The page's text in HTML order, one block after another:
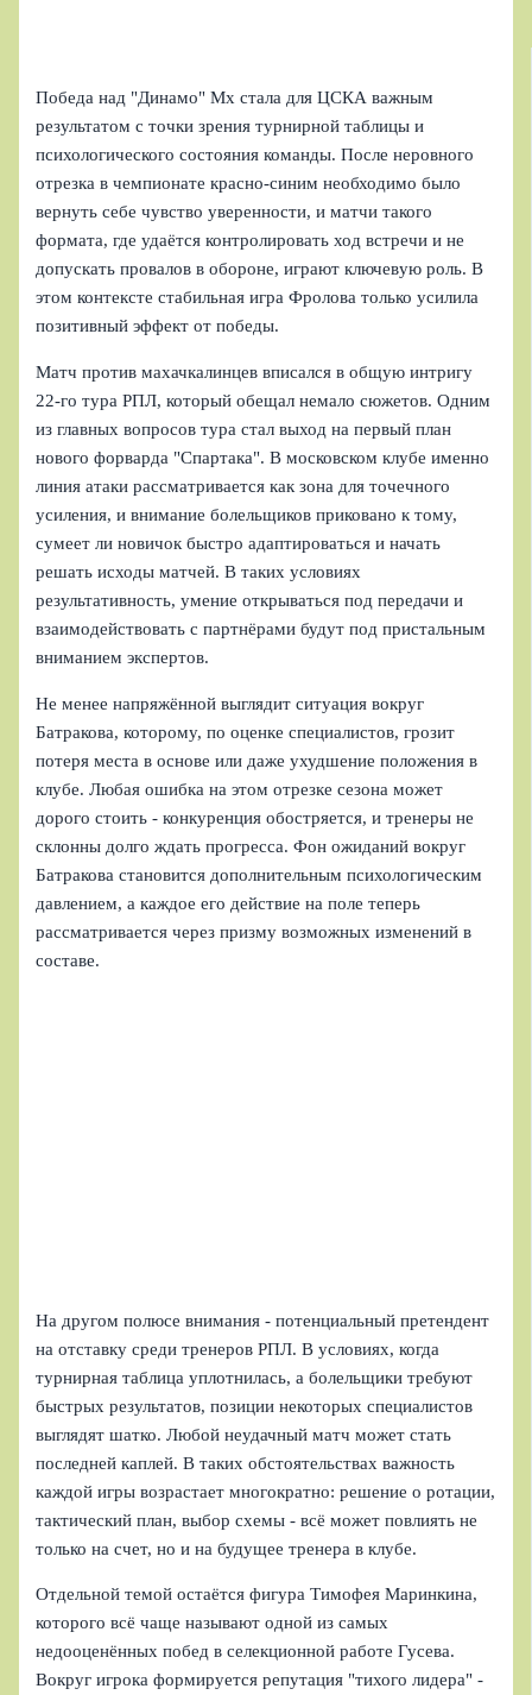
Победа над "Динамо" Мх стала для ЦСКА важным
результатом с точки зрения турнирной таблицы и
психологического состояния команды. После неровного
отрезка в чемпионате красно-синим необходимо было
вернуть себе чувство уверенности, и матчи такого
формата, где удаётся контролировать ход встречи и не
допускать провалов в обороне, играют ключевую роль. В
этом контексте стабильная игра Фролова только усилила
позитивный эффект от победы.
Матч против махачкалинцев вписался в общую интригу
22-го тура РПЛ, который обещал немало сюжетов. Одним
из главных вопросов тура стал выход на первый план
нового форварда "Спартака". В московском клубе именно
линия атаки рассматривается как зона для точечного
усиления, и внимание болельщиков приковано к тому,
сумеет ли новичок быстро адаптироваться и начать
решать исходы матчей. В таких условиях
результативность, умение открываться под передачи и
взаимодействовать с партнёрами будут под пристальным
вниманием экспертов.
Не менее напряжённой выглядит ситуация вокруг
Батракова, которому, по оценке специалистов, грозит
потеря места в основе или даже ухудшение положения в
клубе. Любая ошибка на этом отрезке сезона может
дорого стоить - конкуренция обостряется, и тренеры не
склонны долго ждать прогресса. Фон ожиданий вокруг
Батракова становится дополнительным психологическим
давлением, а каждое его действие на поле теперь
рассматривается через призму возможных изменений в
составе.
На другом полюсе внимания - потенциальный претендент
на отставку среди тренеров РПЛ. В условиях, когда
турнирная таблица уплотнилась, а болельщики требуют
быстрых результатов, позиции некоторых специалистов
выглядят шатко. Любой неудачный матч может стать
последней каплей. В таких обстоятельствах важность
каждой игры возрастает многократно: решение о ротации,
тактический план, выбор схемы - всё может повлиять не
только на счет, но и на будущее тренера в клубе.
Отдельной темой остаётся фигура Тимофея Маринкина,
которого всё чаще называют одной из самых
недооценённых побед в селекционной работе Гусева.
Вокруг игрока формируется репутация "тихого лидера" -